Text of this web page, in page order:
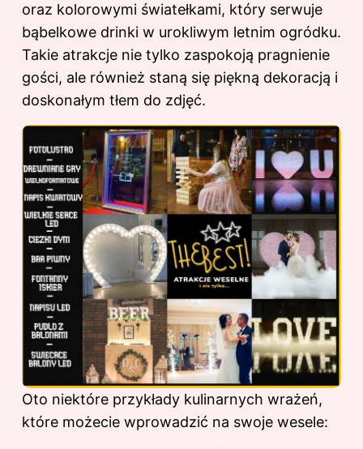
oraz kolorowymi światełkami, który serwuje
bąbelkowe drinki w urokliwym letnim ogródku.
Takie atrakcje nie tylko zaspokoją pragnienie
gości, ale również staną się piękną dekoracją i
doskonałym tłem do zdjęć.
Oto niektóre przykłady kulinarnych wrażeń,
które możecie wprowadzić na swoje wesele: